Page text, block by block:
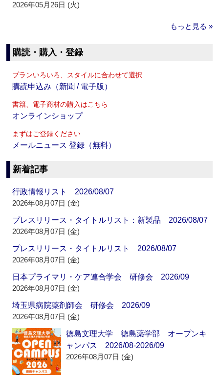
2026年05月26日 (火)
もっと見る »
購読・購入・登録
プランいろいろ、スタイルに合わせて選択
購読申込み（新聞 / 電子版）
書籍、電子商材の購入はこちら
オンラインショップ
まずはご登録ください
メールニュース 登録（無料）
新着記事
行政情報リスト 2026/08/07
2026年08月07日 (金)
プレスリリース・タイトルリスト：新製品 2026/08/07
2026年08月07日 (金)
プレスリリース・タイトルリスト 2026/08/07
2026年08月07日 (金)
日本プライマリ・ケア連合学会 研修会 2026/09
2026年08月07日 (金)
埼玉県病院薬剤師会 研修会 2026/09
2026年08月07日 (金)
徳島文理大学 徳島薬学部 オープンキ
ャンパス 2026/08-2026/09
2026年08月07日 (金)